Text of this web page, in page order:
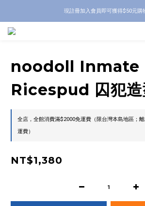
現註冊加入會員即可獲得$50元購
noodoll Inmate
Ricespud 囚犯造
全店，全館消費滿$2000免運費（限台灣本島地區；
運費）
NT$1,380